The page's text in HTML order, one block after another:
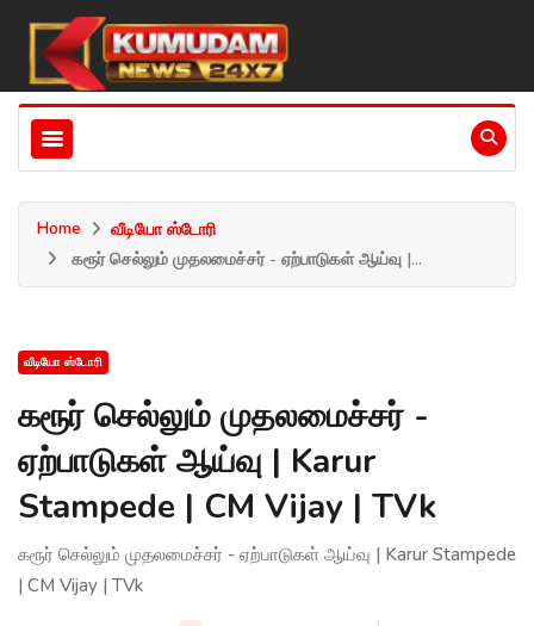
Home
வீடியோ ஸ்டோரி
கரூர் செல்லும் முதலமைச்சர் - ஏற்பாடுகள் ஆய்வு |...
வீடியோ ஸ்டோரி
கரூர் செல்லும் முதலமைச்சர் -
ஏற்பாடுகள் ஆய்வு | Karur
Stampede | CM Vijay | TVk
கரூர் செல்லும் முதலமைச்சர் - ஏற்பாடுகள் ஆய்வு | Karur Stampede
| CM Vijay | TVk